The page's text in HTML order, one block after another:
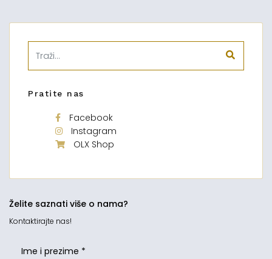
Pratite nas
Facebook
Instagram
OLX Shop
Želite saznati više o nama?
Kontaktirajte nas!
Ime i prezime *